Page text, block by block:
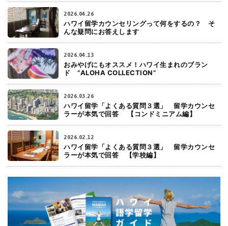
2026.04.26
ハワイ留学カウンセリングって何をするの？ そ
んな疑問にお答えします
2026.04.13
おみやげにもオススメ！ハワイ生まれのブラン
ド ”ALOHA COLLECTION”
2026.03.26
ハワイ留学「よくある質問３選」 留学カウンセ
ラーが本気で回答 【コンドミニアム編】
2026.02.12
ハワイ留学「よくある質問３選」 留学カウンセ
ラーが本気で回答 【学校編】